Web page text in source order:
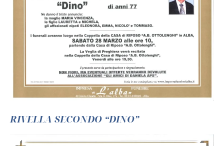
RIVELLA SECONDO “DINO”